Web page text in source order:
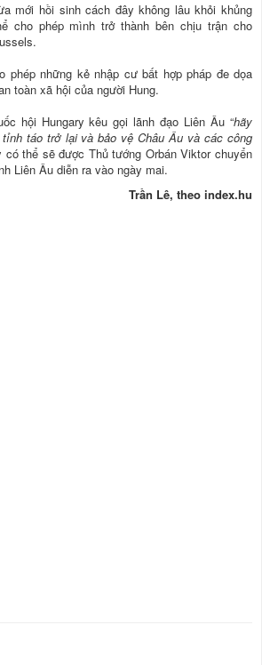
mới hồi sinh cách đây không lâu khỏi khủng
cho phép mình trở thành bên chịu trận cho
phép những kẻ nhập cư bất hợp pháp đe dọa
toàn xã hội của người Hung.
hội Hungary kêu gọi lãnh đạo Liên Âu “hãy
táo trở lại và bảo vệ Châu Âu và các công
có thể sẽ được Thủ tướng Orbán Viktor chuyển
Liên Âu diễn ra vào ngày mai.
Trần Lê, theo index.hu